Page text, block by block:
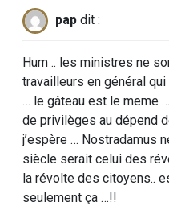
pap dit :
Hum .. les ministres ne
travailleurs en général
… le gâteau est le meme
de privilèges au dépend
j’espère … Nostradamus
siècle serait celui des
la révolte des citoyens..
seulement ça …!!